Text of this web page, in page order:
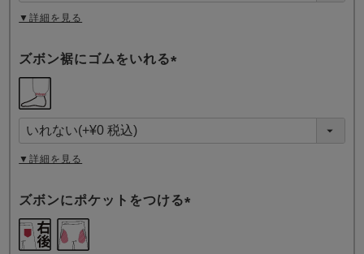
▼詳細を見る
ズボン裾にゴムをいれる
須
)
▼詳細を見る
ズボンにポケットをつける